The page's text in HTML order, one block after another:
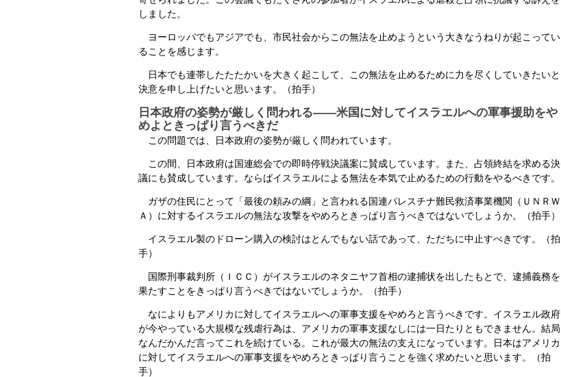
しました。
ヨーロッパでもアジアでも、市民社会からこの無法を止めようという大きなうねりが起こってい
ることを感じます。
日本でも連帯したたたかいを大きく起こして、この無法を止めるために力を尽くしていきたいと
決意を申し上げたいと思います。（拍手）
日本政府の姿勢が厳しく問われる――米国に対してイスラエルへの軍事援助をや
めよときっぱり言うべきだ
この問題では、日本政府の姿勢が厳しく問われています。
この間、日本政府は国連総会での即時停戦決議案に賛成しています。また、占領終結を求める決
議にも賛成しています。ならばイスラエルによる無法を本気で止めるための行動をやるべきです。
ガザの住民にとって「最後の頼みの綱」と言われる国連パレスチナ難民救済事業機関（ＵＮＲＷ
Ａ）に対するイスラエルの無法な攻撃をやめろときっぱり言うべきではないでしょうか。（拍手）
イスラエル製のドローン購入の検討はとんでもない話であって、ただちに中止すべきです。（拍
手）
国際刑事裁判所（ＩＣＣ）がイスラエルのネタニヤフ首相の逮捕状を出したもとで、逮捕義務を
果たすことをきっぱり言うべきではないでしょうか。（拍手）
なによりもアメリカに対してイスラエルへの軍事支援をやめろと言うべきです。イスラエル政府
が今やっている大規模な残虐行為は、アメリカの軍事支援なしには一日たりともできません。結局
なんだかんだ言ってこれを続けている。これが最大の無法の支えになっています。日本はアメリカ
に対してイスラエルへの軍事支援をやめろときっぱり言うことを強く求めたいと思います。（拍
手）